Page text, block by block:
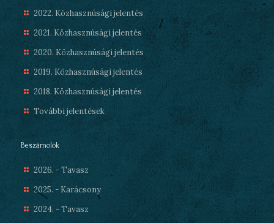
2022. Közhasznúsági jelentés
2021. Közhasznúsági jelentés
2020. Közhasznúsági jelentés
2019. Közhasznúsági jelentés
2018. Közhasznúsági jelentés
További jelentések
Beszámolók
2026. - Tavasz
2025. - Karácsony
2024. - Tavasz